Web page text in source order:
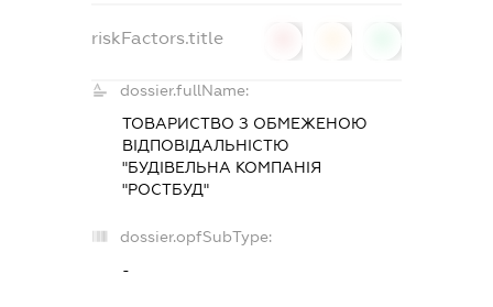
riskFactors.title
dossier.fullName:
ТОВАРИСТВО З ОБМЕЖЕНОЮ
ВІДПОВІДАЛЬНІСТЮ
"БУДІВЕЛЬНА КОМПАНІЯ
"РОСТБУД"
dossier.opfSubType:
-